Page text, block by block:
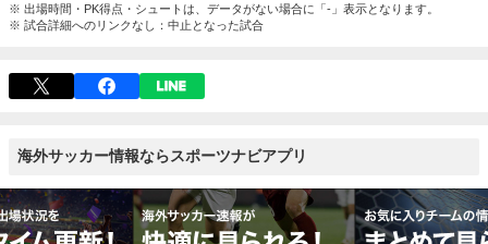
※ 出場時間・PK得点・シュートは、データがない場合に「-」表示となります。
※ 試合詳細へのリンクなし：中止となった試合
海外サッカー情報ならスポーツナビアプリ